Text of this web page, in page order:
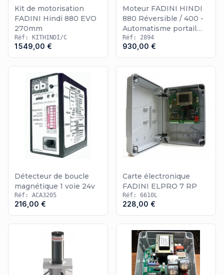
Kit de motorisation
FADINI Hindi 880 EVO
270mm
Réf: KITHINDI/C
1 549,00 €
Moteur FADINI HINDI
880 Réversible / 400 -
Automatisme portail
battant
Réf: 2894
930,00 €
Détecteur de boucle
magnétique 1 voie 24v
Réf: ACA3205
216,00 €
Carte électronique
FADINI ELPRO 7 RP
Réf: 6610L
228,00 €